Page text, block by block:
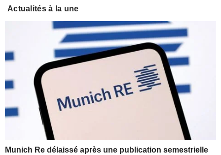
Actualités à la une
Munich Re délaissé après une publication semestrielle